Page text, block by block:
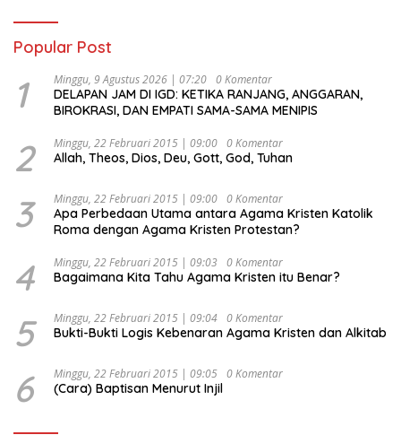
Popular Post
1 Minggu, 9 Agustus 2026 | 07:20 0 Komentar
DELAPAN JAM DI IGD: KETIKA RANJANG, ANGGARAN,
BIROKRASI, DAN EMPATI SAMA-SAMA MENIPIS
2 Minggu, 22 Februari 2015 | 09:00 0 Komentar
Allah, Theos, Dios, Deu, Gott, God, Tuhan
3 Minggu, 22 Februari 2015 | 09:00 0 Komentar
Apa Perbedaan Utama antara Agama Kristen Katolik
Roma dengan Agama Kristen Protestan?
4 Minggu, 22 Februari 2015 | 09:03 0 Komentar
Bagaimana Kita Tahu Agama Kristen itu Benar?
5 Minggu, 22 Februari 2015 | 09:04 0 Komentar
Bukti-Bukti Logis Kebenaran Agama Kristen dan Alkitab
6 Minggu, 22 Februari 2015 | 09:05 0 Komentar
(Cara) Baptisan Menurut Injil